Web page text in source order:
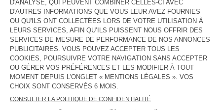
Livraison estiméeentre le mardi 11 août et le jeudi 13 août
AJOUTER AU PANIER
DESCRIPTION
TAILLE ET COUPE
COMPOSITION
ENTRETIEN